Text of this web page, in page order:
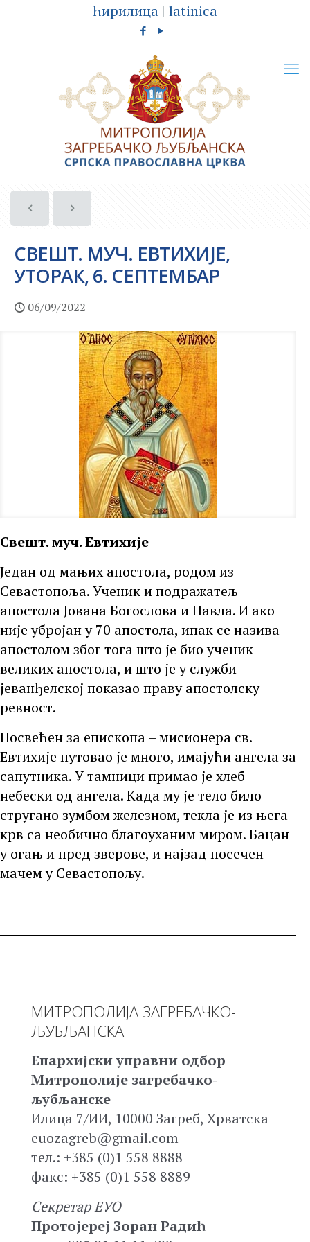
ћирилица | latinica
СВЕШТ. МУЧ. ЕВТИХИЈЕ,
УТОРАК, 6. СЕПТЕМБАР
06/09/2022
Свешт. муч. Евтихије
Један од мањих апостола, родом из
Севастопоља. Ученик и подражатељ
апостола Јована Богослова и Павла. И ако
није убројан у 70 апостола, ипак се назива
апостолом због тога што је био ученик
великих апостола, и што је у служби
јеванђелској показао праву апостолску
ревност.
Посвећен за епископа – мисионера св.
Евтихије путовао је много, имајући ангела за
сапутника. У тамници примао је хлеб
небески од ангела. Када му је тело било
стругано зумбом железном, текла је из њега
крв са необично благоуханим миром. Бацан
у огањ и пред зверове, и најзад посечен
мачем у Севастопољу.
МИТРОПОЛИЈА ЗАГРЕБАЧКО-
ЉУБЉАНСКА
Епархијски управни одбор
Митрополије загребачко-
љубљанске
Илица 7/ИИ, 10000 Загреб, Хрватска
euozagreb@gmail.com
тел.: +385 (0)1 558 8888
факс: +385 (0)1 558 8889
Секретар ЕУО
Протојереј Зоран Радић